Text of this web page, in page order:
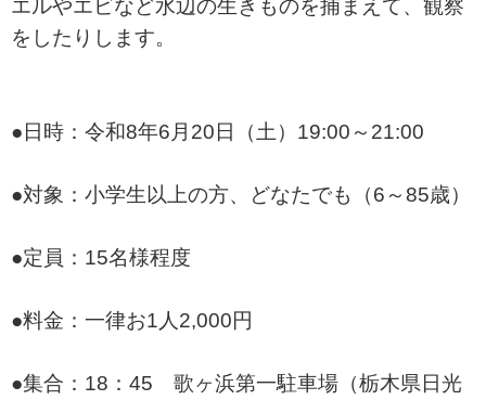
エルやエビなど水辺の生きものを捕まえて、観察
をしたりします。
●日時：令和8年6月20日（土）19:00～21:00
●対象：小学生以上の方、どなたでも（6～85歳）
●定員：15名様程度
●料金：一律お1人2,000円
●集合：18：45 歌ヶ浜第一駐車場（栃木県日光